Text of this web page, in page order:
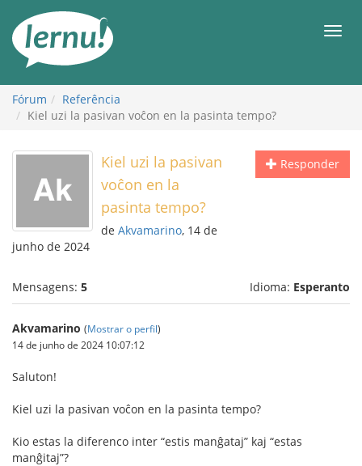
conteúdo
Fórum
Referência
Kiel uzi la pasivan voĉon en la pasinta tempo?
Responder
Kiel uzi la pasivan
voĉon en la
pasinta tempo?
de Akvamarino, 14 de
junho de 2024
Mensagens: 5 Idioma: Esperanto
Akvamarino (Mostrar o perfil)
14 de junho de 2024 10:07:12
Saluton!
Kiel uzi la pasivan voĉon en la pasinta tempo?
Kio estas la diferenco inter “estis manĝataj” kaj “estas
manĝitaj”?